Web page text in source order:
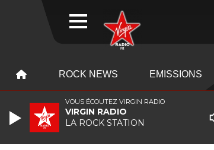
ROCK NEWS EMISSIONS
VOUS ÉCOUTEZ VIRGIN RADIO
VIRGIN RADIO
LA ROCK STATION
WEBRADIO